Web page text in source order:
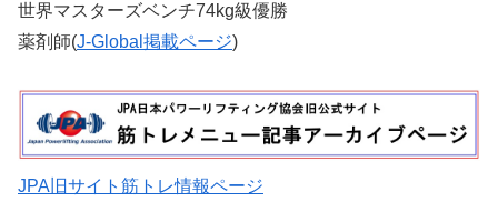
世界マスターズベンチ74kg級優勝
薬剤師(J-Global掲載ページ)
JPA旧サイト筋トレ情報ページ